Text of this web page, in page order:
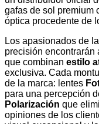
gafas de sol premium
óptica procedente de
Los apasionados de
precisión encontrarán
que combinan estilo
exclusiva. Cada
de la marca: lentes
para una percepción
Polarización que
opiniones de los